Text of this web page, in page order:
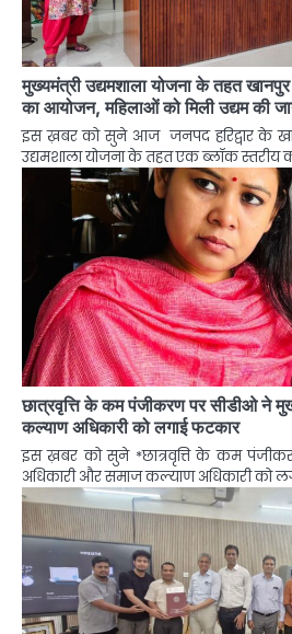
मुख्यमंत्री उद्यमशाला योजना के तहत खानपुर
का आयोजन, महिलाओं को मिली उद्यम की
इस ख़बर को सुने आज जनपद हरिद्वार के
उद्यमशाला योजना के तहत एक ब्लॉक स्तरीय
छात्रवृत्ति के कम पंजीकरण पर सीडीओ ने
कल्याण अधिकारी को लगाई फटकार
इस ख़बर को सुने *छात्रवृत्ति के कम
अधिकारी और समाज कल्याण अधिकारी को